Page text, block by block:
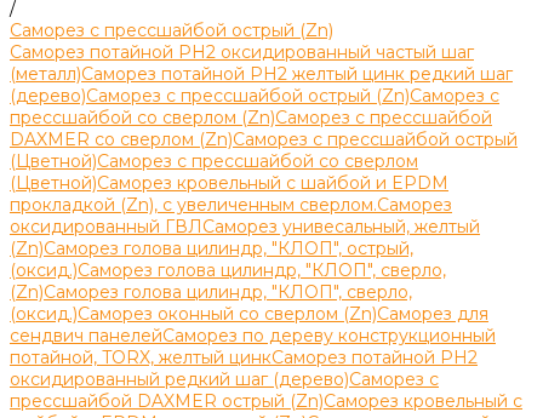
/
Саморез с прессшайбой острый (Zn)
Саморез потайной PH2 оксидированный частый шаг
(металл)Саморез потайной РН2 желтый цинк редкий шаг
(дерево)Саморез с прессшайбой острый (Zn)Саморез с
прессшайбой со сверлом (Zn)Саморез с прессшайбой
DAXMER со сверлом (Zn)Саморез с прессшайбой острый
(Цветной)Саморез с прессшайбой со сверлом
(Цветной)Саморез кровельный с шайбой и EPDM
прокладкой (Zn), с увеличенным сверлом.Саморез
оксидированный ГВЛСаморез унивесальный, желтый
(Zn)Саморез голова цилиндр, "КЛОП", острый,
(оксид.)Саморез голова цилиндр, "КЛОП", сверло,
(Zn)Саморез голова цилиндр, "КЛОП", сверло,
(оксид.)Саморез оконный со сверлом (Zn)Саморез для
сендвич панелейСаморез по дереву конструкционный
потайной, TORX, желтый цинкСаморез потайной PH2
оксидированный редкий шаг (дерево)Саморез с
прессшайбой DAXMER острый (Zn)Саморез кровельный с